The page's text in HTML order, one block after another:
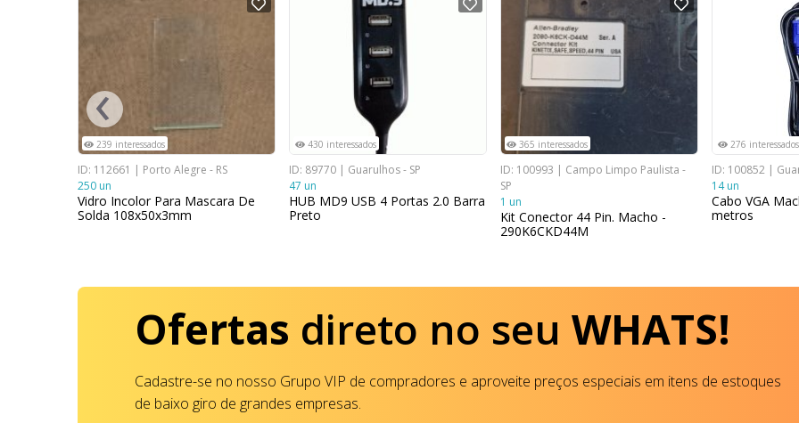
239 interessados
ID: 112661 | Porto Alegre - RS
250 un
Vidro Incolor Para Mascara De
Solda 108x50x3mm
430 interessados
ID: 89770 | Guarulhos - SP
47 un
HUB MD9 USB 4 Portas 2.0 Barra
Preto
365 interessados
ID: 100993 | Campo Limpo Paulista -
SP
1 un
Kit Conector 44 Pin. Macho -
290K6CKD44M
276 interessados
ID: 100852 |
14 un
Cabo VGA
metros
‹
Ofertas direto no seu WHATS!
Cadastre-se no nosso Grupo VIP de compradores e aproveite preços especiais em itens de estoques
de baixo giro de grandes empresas.